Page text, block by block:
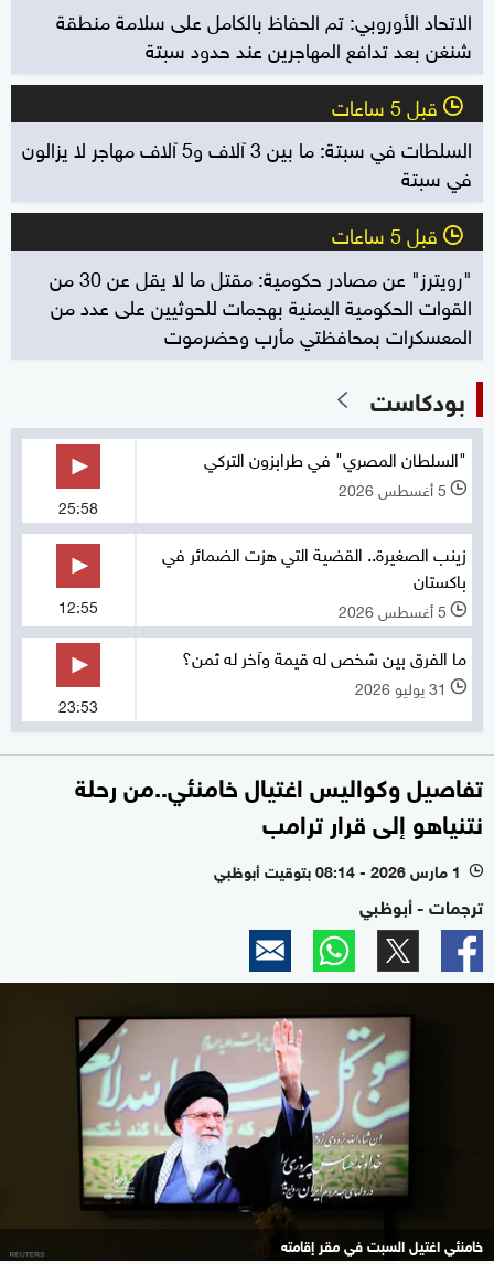
الاتحاد الأوروبي: تم الحفاظ بالكامل على سلامة منطقة
شنغن بعد تدافع المهاجرين عند حدود سبتة
l قبل 5 ساعات
السلطات في سبتة: ما بين 3 آلاف و5 آلاف مهاجر لا يزالون
في سبتة
l قبل 5 ساعات
"رويترز" عن مصادر حكومية: مقتل ما لا يقل عن 30 من
القوات الحكومية اليمنية بهجمات للحوثيين على عدد من
المعسكرات بمحافظتي مأرب وحضرموت
بودكاست
"السلطان المصري" في طرابزون التركي
l 5 أغسطس 2026
25:58
زينب الصغيرة.. القضية التي هزت الضمائر في
باكستان
l 5 أغسطس 2026 12:55
ما الفرق بين شخص له قيمة وآخر له ثمن؟
l 31 يوليو 2026
23:53
تفاصيل وكواليس اغتيال خامنئي..من رحلة
نتنياهو إلى قرار ترامب
l 1 مارس 2026 - 08:14 بتوقيت أبوظبي
ترجمات - أبوظبي
خامنئي اغتيل السبت في مقر إقامته